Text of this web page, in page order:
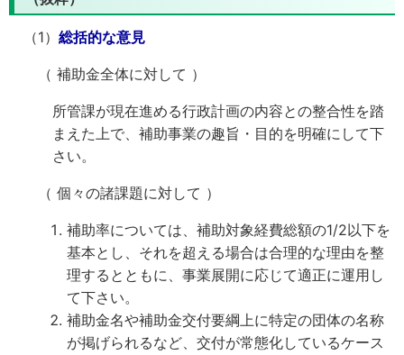
（1） 総括的な意見
（ 補助金全体に対して ）
所管課が現在進める行政計画の内容との整合性を踏
まえた上で、補助事業の趣旨・目的を明確にして下
さい。
（ 個々の諸課題に対して ）
補助率については、補助対象経費総額の1/2以下を
基本とし、それを超える場合は合理的な理由を整
理するとともに、事業展開に応じて適正に運用し
て下さい。
補助金名や補助金交付要綱上に特定の団体の名称
が掲げられるなど、交付が常態化しているケース